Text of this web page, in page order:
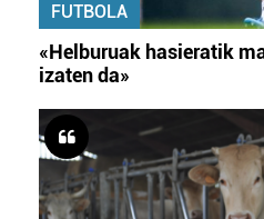
FUTBOLA
«Helburuak hasieratik
izaten da»